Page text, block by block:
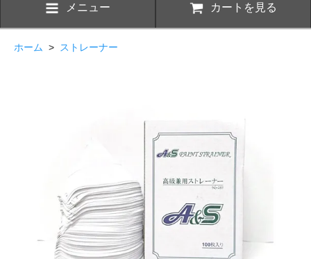
メニュー カートを見る
ホーム > ストレーナー